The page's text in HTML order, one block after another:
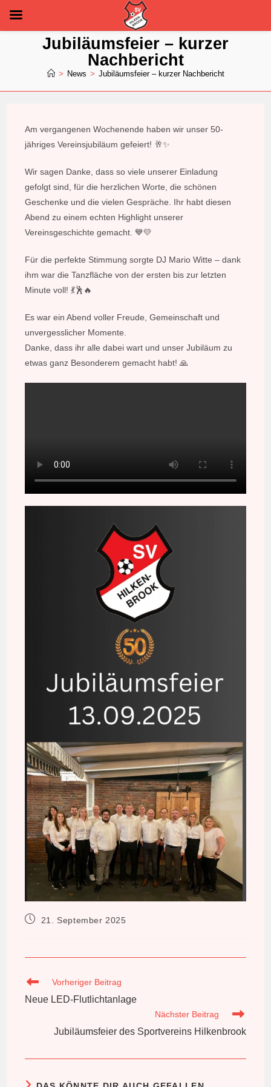
Jubiläumsfeier – kurzer
Nachbericht
> News > Jubiläumsfeier – kurzer Nachbericht
Am vergangenen Wochenende haben wir unser 50-
jähriges Vereinsjubiläum gefeiert! 🥂✨
Wir sagen Danke, dass so viele unserer Einladung
gefolgt sind, für die herzlichen Worte, die schönen
Geschenke und die vielen Gespräche. Ihr habt diesen
Abend zu einem echten Highlight unserer
Vereinsgeschichte gemacht. 💙💛
Für die perfekte Stimmung sorgte DJ Mario Witte – dank
ihm war die Tanzfläche von der ersten bis zur letzten
Minute voll! 💃🕺🔥
Es war ein Abend voller Freude, Gemeinschaft und
unvergesslicher Momente.
Danke, dass ihr alle dabei wart und unser Jubiläum zu
etwas ganz Besonderem gemacht habt! 🙏
Beitrag21. September 2025
Weitere
ansehen
Vorheriger Beitrag
Neue LED-Flutlichtanlage
Nächster Beitrag
Jubiläumsfeier des Sportvereins Hilkenbrook